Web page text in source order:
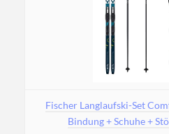
Fischer Langlaufski-Set
Bindung + Schuhe +